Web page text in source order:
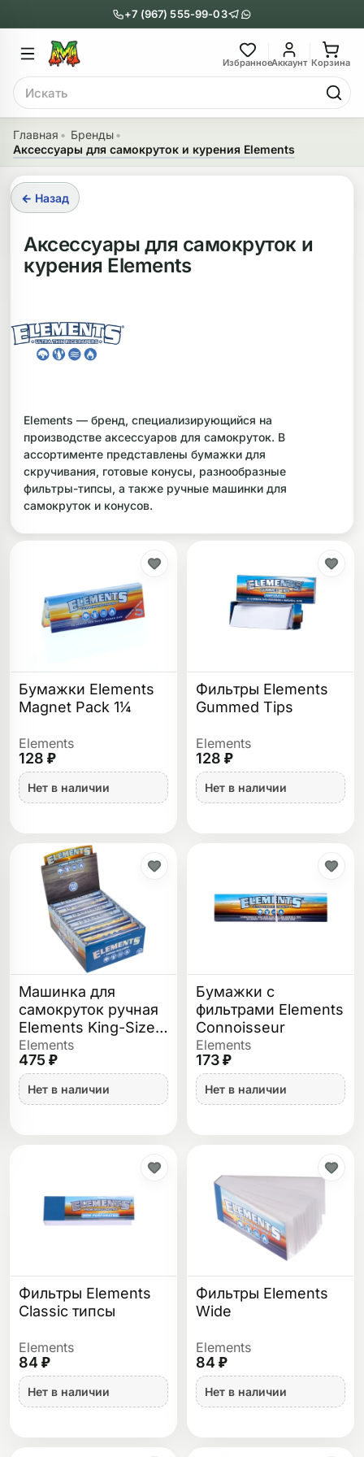
+7 (967) 555-99-03
ИзбранноеАккаунт Корзина
Поиск
Главное меню
Бонги
с перколятором
бонги
бонги
Главное
Трубки
Назад
Главная
Бренды
Аксессуары для самокруток и курения Elements
← Назад
Аксессуары для самокруток и
курения Elements
Elements — бренд, специализирующийся на
производстве аксессуаров для самокруток. В
ассортименте представлены бумажки для
скручивания, готовые конусы, разнообразные
фильтры-типсы, а также ручные машинки для
самокруток и конусов.
Бумажки Elements
Magnet Pack 1¼
Elements
128 ₽
Нет в наличии
Фильтры Elements
Gummed Tips
Elements
128 ₽
Нет в наличии
Машинка для
самокруток ручная
Elements King-Size
110 мм
Elements
475 ₽
Нет в наличии
Бумажки с
фильтрами Elements
Connoisseur
Elements
173 ₽
Нет в наличии
Фильтры Elements
Classic типсы
Elements
84 ₽
Нет в наличии
Фильтры Elements
Wide
Elements
84 ₽
Нет в наличии